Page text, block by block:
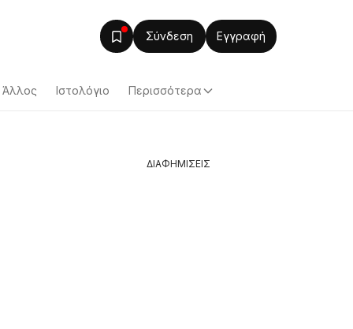
Σύνδεση Εγγραφή
Άλλος Ιστολόγιο Περισσότερα
ΔΙΑΦΗΜΙΣΕΙΣ